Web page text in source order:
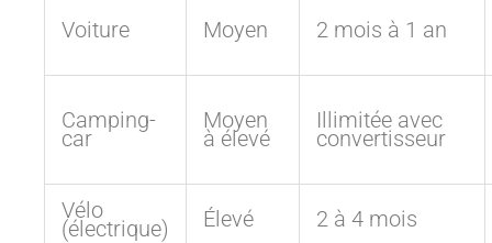
Voiture Moyen 2 mois à 1 an
Camping-
car
Moyen
à élevé
Illimitée avec
convertisseur
Vélo
(électrique) Élevé 2 à 4 mois